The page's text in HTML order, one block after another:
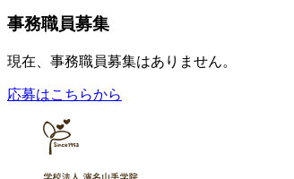
事務職員募集
現在、事務職員募集はありません。
応募はこちらから